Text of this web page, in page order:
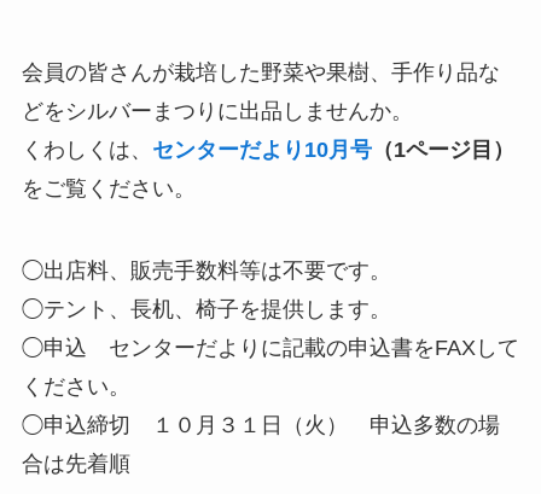
会員の皆さんが栽培した野菜や果樹、手作り品な
どをシルバーまつりに出品しませんか。
くわしくは、 センターだより10月号（1ページ目）
をご覧ください。
◯出店料、販売手数料等は不要です。
◯テント、長机、椅子を提供します。
◯申込 センターだよりに記載の申込書をFAXして
ください。
◯申込締切 １０月３１日（火） 申込多数の場
合は先着順